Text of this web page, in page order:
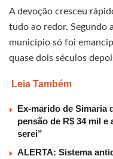
A devoção cresceu
tudo ao redor. Segundo a
município só foi
quase dois séculos
Leia Também
Ex-marido de Simaria
pensão de R$ 34 mil
serei”
ALERTA: Sistema